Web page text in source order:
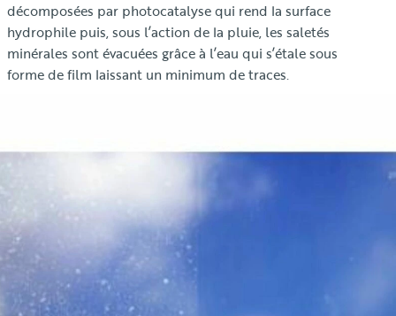
décomposées par photocatalyse qui rend la surface
hydrophile puis, sous l’action de la pluie, les saletés
minérales sont évacuées grâce à l’eau qui s’étale sous
forme de film laissant un minimum de traces.